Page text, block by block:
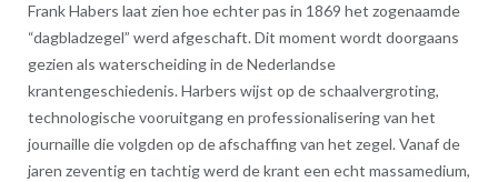
Frank Habers laat zien hoe echter pas in 1869 het zogenaamde
“dagbladzegel” werd afgeschaft. Dit moment wordt doorgaans
gezien als waterscheiding in de Nederlandse
krantengeschiedenis. Harbers wijst op de schaalvergroting,
technologische vooruitgang en professionalisering van het
journaille die volgden op de afschaffing van het zegel. Vanaf de
jaren zeventig en tachtig werd de krant een echt massamedium,